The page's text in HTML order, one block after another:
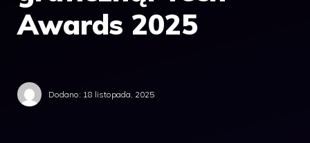
Awards 2025
Dodano: 18 listopada, 2025